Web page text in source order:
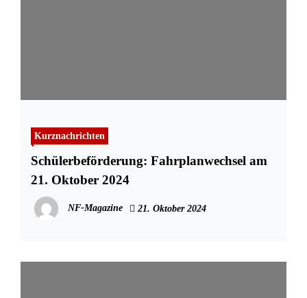
Kurznachrichten
Schülerbeförderung: Fahrplanwechsel am
21. Oktober 2024
NF-Magazine 21. Oktober 2024